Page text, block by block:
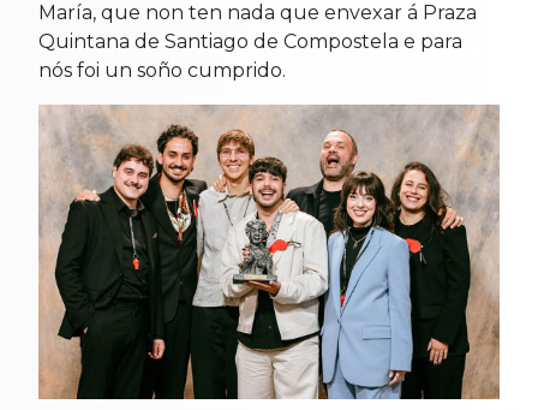
María, que non ten nada que envexar á Praza
Quintana de Santiago de Compostela e para
nós foi un soño cumprido.